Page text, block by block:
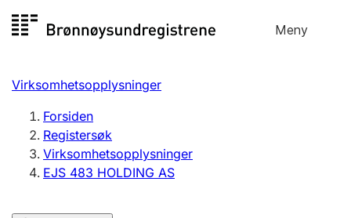
til
Meny
Registersøk
Aksjeselskap
Enkeltpersonforetak
Registrere, endre, slette
Virksomhetsopplysninger
Forsiden
Registersøk
Virksomhetsopplysninger
EJS 483 HOLDING AS